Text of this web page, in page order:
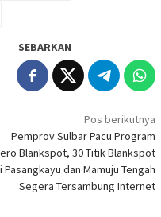
SEBARKAN
Pos berikutnya
Pemprov Sulbar Pacu Program
Blankspot, 30 Titik Blankspot
Pasangkayu dan Mamuju Tengah
Segera Tersambung Internet